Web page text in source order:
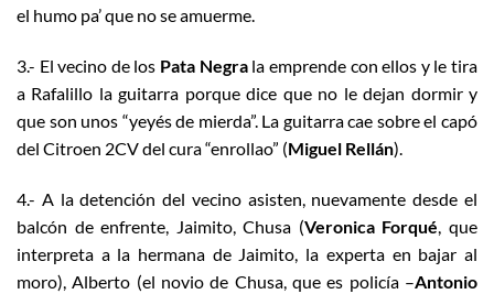
el humo pa’ que no se amuerme.
3.- El vecino de los Pata Negrala emprende con ellos y le tira
a Rafalillo la guitarra porque dice que no le dejan dormir y
que son unos “yeyés de mierda”. La guitarra cae sobre el capó
del Citroen 2CV del cura “enrollao” (Miguel Rellán).
4.- A la detención del vecino asisten, nuevamente desde el
balcón de enfrente, Jaimito, Chusa (Veronica Forqué, que
interpreta a la hermana de Jaimito, la experta en bajar al
moro), Alberto (el novio de Chusa, que es policía –Antonio